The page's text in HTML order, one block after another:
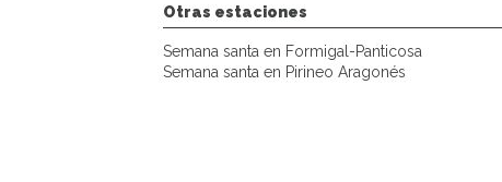
Otras estaciones
Semana santa en Formigal-Panticosa
Semana santa en Pirineo Aragonés